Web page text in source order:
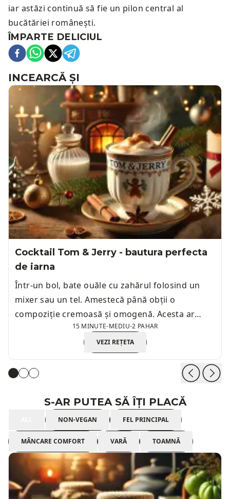
iar astăzi continuă să fie un pilon central al
bucătăriei românești.
ÎMPARTE DELICIUL
INCEARCĂ ȘI
Cocktail Tom & Jerry - bautura perfecta
de iarna
Într-un bol, bate ouăle cu zahărul folosind un
mixer sau un tel. Amestecă până obții o
compoziție cremoasă și omogenă. Acesta ar
trebui să dureze aproximativ 3-4 minute.
15 MINUTE-MEDIU-2 PAHAR
VEZI REȚETA
S-AR PUTEA SĂ ÎȚI PLACĂ
NON-VEGAN FEL PRINCIPAL
MÂNCARE COMFORT VARĂ TOAMNĂ